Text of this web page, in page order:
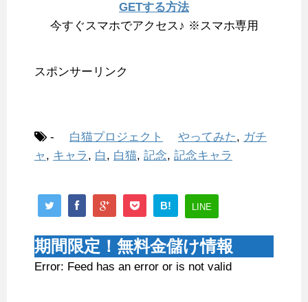
GETする方法
今すぐスマホでアクセス♪ ※スマホ専用
スポンサーリンク
- 白猫プロジェクト やってみた, ガチ
ャ, キャラ , 白 , 白猫, 記念, 記念キャラ
B! LINE
期間限定！無料金儲け情報
Error: Feed has an error or is not valid